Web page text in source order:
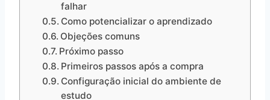
falhar
Como potencializar o aprendizado
Objeções comuns
Próximo passo
Primeiros passos após a compra
Configuração inicial do ambiente de
estudo